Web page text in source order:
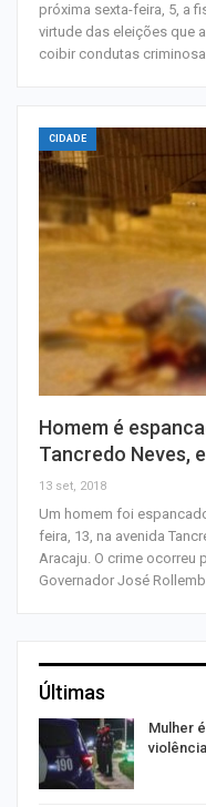
próxima sexta-feira, 5, a
virtude das eleições que
coibir condutas
CIDADE
Homem é
Tancredo Neves,
13 set, 2018
Um homem foi
feira, 13, na avenida
Aracaju. O crime ocorreu
Governador José
Últimas
Mulher